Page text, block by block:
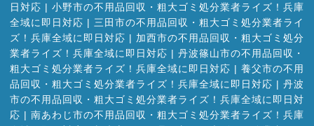
日対応 | 小野市の不用品回収・粗大ゴミ処分業者ライズ！兵庫
全域に即日対応 | 三田市の不用品回収・粗大ゴミ処分業者ライ
ズ！兵庫全域に即日対応 | 加西市の不用品回収・粗大ゴミ処分
業者ライズ！兵庫全域に即日対応 | 丹波篠山市の不用品回収・
粗大ゴミ処分業者ライズ！兵庫全域に即日対応 | 養父市の不用
品回収・粗大ゴミ処分業者ライズ！兵庫全域に即日対応 | 丹波
市の不用品回収・粗大ゴミ処分業者ライズ！兵庫全域に即日対
応 | 南あわじ市の不用品回収・粗大ゴミ処分業者ライズ！兵庫